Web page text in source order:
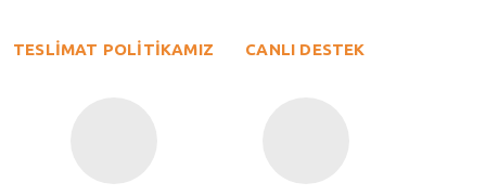
TESLİMAT POLİTİKAMIZ CANLI DESTEK